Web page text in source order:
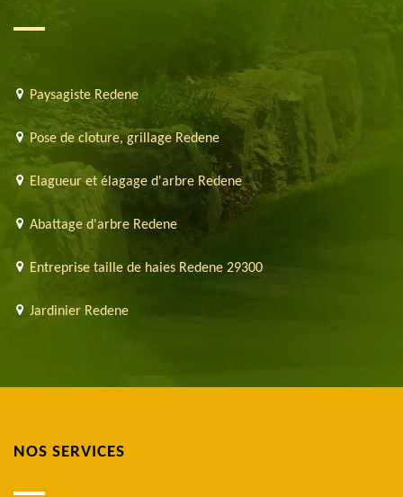
Paysagiste Redene
Pose de cloture, grillage Redene
Elagueur et élagage d'arbre Redene
Abattage d'arbre Redene
Entreprise taille de haies Redene 29300
Jardinier Redene
NOS SERVICES